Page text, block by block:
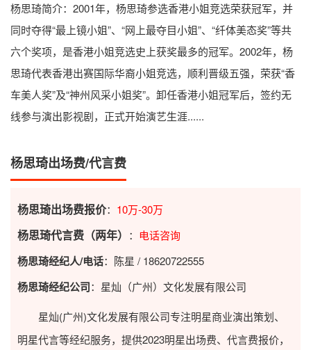
杨思琦简介：2001年，杨思琦参选香港小姐竞选荣获冠军，并
同时夺得“最上镜小姐”、“网上最夺目小姐”、“纤体美态奖”等共
六个奖项，是香港小姐竞选史上获奖最多的冠军。2002年，杨
思琦代表香港出赛国际华裔小姐竞选，顺利晋级五强，荣获“香
车美人奖”及“神州风采小姐奖”。卸任香港小姐冠军后，签约无
线参与演出影视剧，正式开始演艺生涯......
杨思琦出场费/代言费
杨思琦出场费报价： 10万-30万
杨思琦代言费（两年） ： 电话咨询
杨思琦经纪人/电话：陈星 / 18620722555
杨思琦经纪公司：星灿（广州）文化发展有限公司
星灿(广州)文化发展有限公司专注明星商业演出策划、
明星代言等经纪服务，提供2023明星出场费、代言费报价，